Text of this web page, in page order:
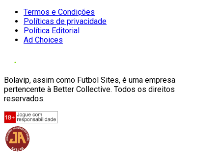
Termos e Condições
Políticas de privacidade
Política Editorial
Ad Choices
Bolavip, assim como Futbol Sites, é uma empresa
pertencente à Better Collective. Todos os direitos
reservados.